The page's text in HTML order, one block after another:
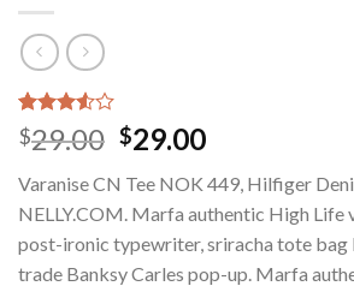
2
müşteri
puanına
5
üzerinden
3.50
puan
aldı
$29.00 Orijinal
$29.00.
$29.00Şu
fiyat:
$29.00.
Varanise CN Tee NOK 449, Hilfiger
NELLY.COM. Marfa authentic High Life
post-ironic typewriter, sriracha tote bag
trade Banksy Carles pop-up. Marfa